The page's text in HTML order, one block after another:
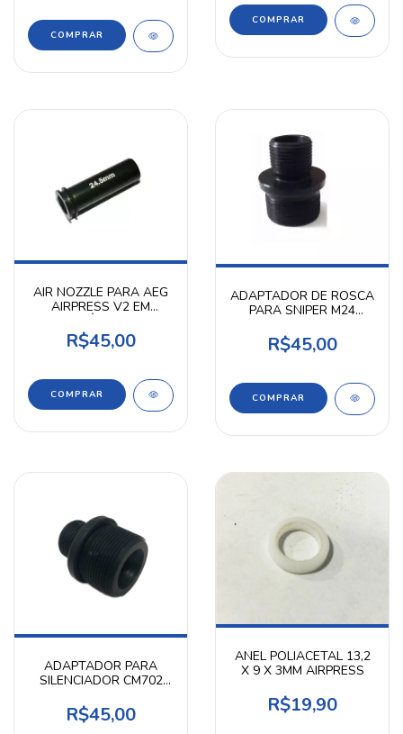
AIR NOZZLE PARA AEG
AIRPRESS V2 EM
VEDAÇÃO (24,5mm)
R$45,00
ADAPTADOR DE ROSCA
PARA SNIPER M24
AIRPRESS
R$45,00
COMPRAR
ADAPTADOR PARA
SILENCIADOR CM702
R$45,00
ANEL POLIACETAL 13,2
X 9 X 3MM AIRPRESS
R$19,90